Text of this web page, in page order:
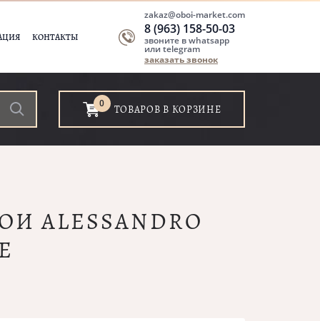
КОНТАКТЫ
zakaz@oboi-market.com
8 (963) 158-50-03
звоните в whatsapp
или telegram
заказать звонок
0 ТОВАРОВ В КОРЗИНЕ
ALESSANDRO